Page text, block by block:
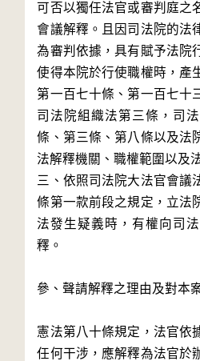
可否以獨任法官或審判庭之
會議解釋。且因司法院的法
為審判依據，具有賦予法院
使得本院於行使職權時，產
第一百七十條、第一百七十
司法院組織法第三條，司
條、第三條、第八條以及法
法解釋機關、職權範圍以及
三、依照司法院大法官會議
條第一款前段之規定，立法
法發生疑義時，有權向司
釋。
參、聲請解釋之理由及對本
憲法第八十條規定，法官依
任何干涉，應解釋為法官於